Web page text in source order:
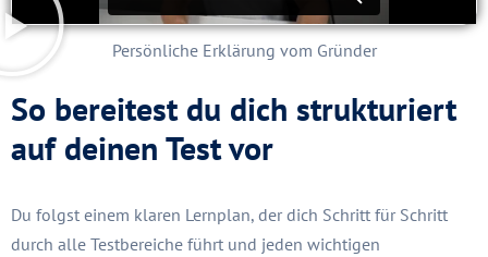
Persönliche Erklärung vom Gründer
So bereitest du dich strukturiert
auf deinen Test vor
Du folgst einem klaren Lernplan, der dich Schritt für Schritt
durch alle Testbereiche führt und jeden wichtigen